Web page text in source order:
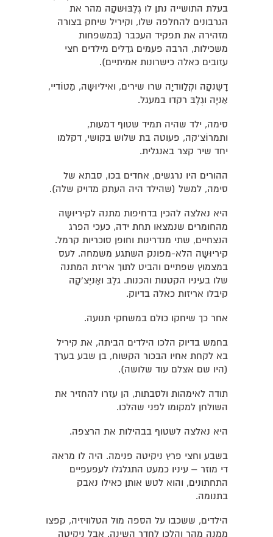
בעלת התושייה נתן לו גְלֶבּוּשקָה מהר את
הגרבונים להחלפה שלו, וקיריל שיחק בצורה
מזהירה את תפקיד העכבר (במשפחות
משכילות, הרבה פעמים גדֵלים מילדים חצי
עזובים כאלה כישרונות אמיתיים).
דָשֶנקָה וקְלַוודיָה שרו שירים, ואיליוּשָה, מֵטוֹדיי,
אַניָה וגְלֶבּ רקדו במעגל.
סימה, ילד שהיה תמיד שטוף דמעות,
ותמרוֹצ'קה, פעוטה בת שלוש בקושי, דקלמו
יחד שיר קצר באנגלית.
ההורים היו נרגשים, אחדים בכו, סבתא של
סימה, למשל (שהילד היה העתק מדויק שלה).
היא נאלצה להכין בדחיפות מתנה לקיריוּשָה
מהחומרים שנמצאו תחת ידה, כעכי הפרג
הנצחיים, שתי מנדרינות וחופן סוכריות קרמל.
קיריוּשָה הלא-מפונק השתגע משמחה. לעס
במצמוץ שפתיים והביט לתוך אריזת המתנה
שלו בעיניו הקטנות והכנות. גלֶבּ ואַניֶצ'קָה
קיבלו אריזות כאלה בדיוק.
אחר כך שיחקו כולם במשחקי תנועה.
בחמש בדיוק הלכו הילדים הביתה, את קיריל
בא לקחת אחיו הבכור הקשוח, בן שבע בערך
(היו שם אצלם עוד שלושה).
תודה לאימהות ולסבתות, הן עזרו להחזיר את
השולחן למקומו לפני שהלכו.
היא נאלצה לשטוף בבהילות את הרצפה.
בשבע וחצי פרץ ניקיטה פנימה. היה לו מראה
די מוזר – עיניו כמעט התגלגלו לעפעפיים
התחתונים, והוא לטש אותן כאילו נאבק
בתנומה.
הילדים, ששכבו על הספה מול הטלוויזיה, קפצו
ממנה מהר והלכו לחדר השינה. אבל ניקיטה